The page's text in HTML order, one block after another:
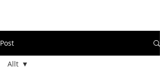
Post
Allt